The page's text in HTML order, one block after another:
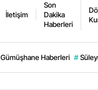
İletişim
Son
Dakika
Haberleri
Gümüşhane Haberleri #